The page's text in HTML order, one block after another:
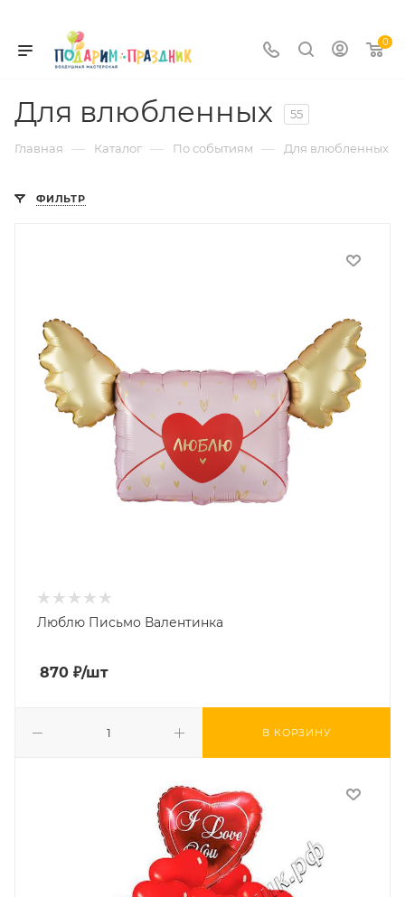
0
Для влюбленных 55
Главная — Каталог — По событиям — Для влюбленных
ФИЛЬТР
Люблю Письмо Валентинка
870 ₽/шт
В КОРЗИНУ